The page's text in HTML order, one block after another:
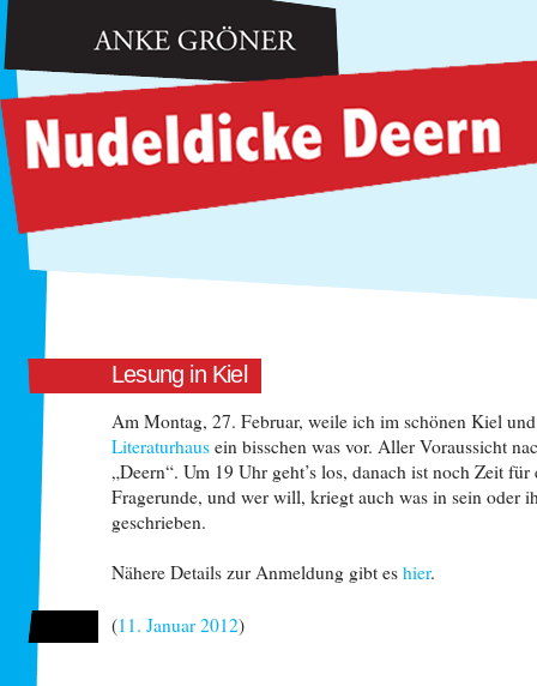
Lesung in Kiel
Am Montag, 27. Februar, weile ich im schönen Kiel
Literaturhaus ein bisschen was vor. Aller Voraussicht
„Deern“. Um 19 Uhr geht’s los, danach ist noch Zeit für
Fragerunde, und wer will, kriegt auch was in sein oder
geschrieben.
Nähere Details zur Anmeldung gibt es hier.
(11. Januar 2012)